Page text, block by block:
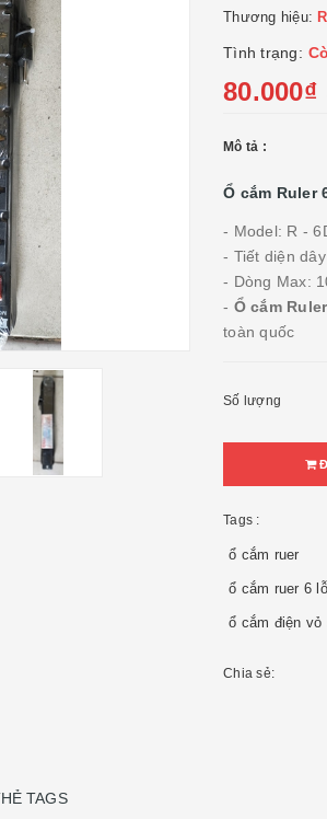
Thương hiệu:
Tình trạng:
80.000₫
Mô tả :
Ổ cắm Ruler
- Model: R -
- Tiết diện
- Dòng Max:
- Ổ cắm
toàn quốc
Số lượng
Tags :
ổ cắm ruer
ổ cắm ruer 6
ổ cắm điện vỏ
Chia sẻ:
TAGS